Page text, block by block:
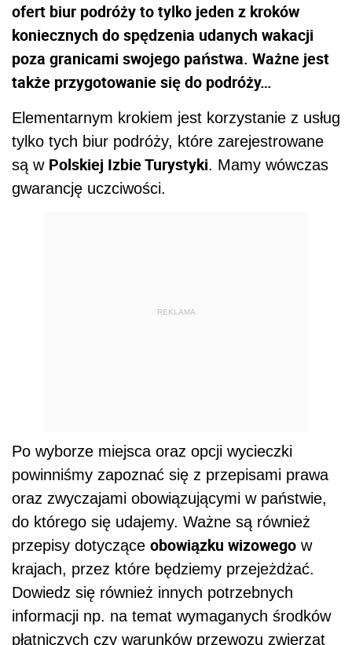
ofert biur podróży to tylko jeden z kroków
koniecznych do spędzenia udanych wakacji
poza granicami swojego państwa. Ważne jest
także przygotowanie się do podróży…
Elementarnym krokiem jest korzystanie z usług
tylko tych biur podróży, które zarejestrowane
są w Polskiej Izbie Turystyki. Mamy wówczas
gwarancję uczciwości.
REKLAMA
Po wyborze miejsca oraz opcji wycieczki
powinniśmy zapoznać się z przepisami prawa
oraz zwyczajami obowiązującymi w państwie,
do którego się udajemy. Ważne są również
przepisy dotyczące obowiązku wizowego w
krajach, przez które będziemy przejeżdżać.
Dowiedz się również innych potrzebnych
informacji np. na temat wymaganych środków
płatniczych czy warunków przewozu zwierząt